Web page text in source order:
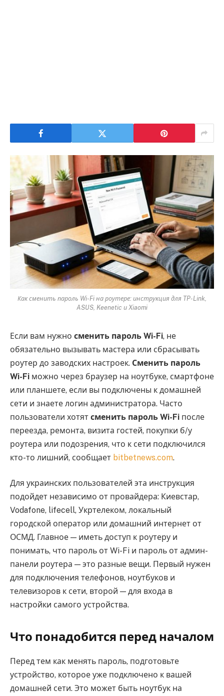
Как сменить пароль Wi-Fi на роутере: инструкция для TP-Link,
ASUS, Keenetic и Xiaomi
Если вам нужно сменить пароль Wi-Fi, не
обязательно вызывать мастера или сбрасывать
роутер до заводских настроек. Сменить пароль
Wi-Fi можно через браузер на ноутбуке, смартфоне
или планшете, если вы подключены к домашней
сети и знаете логин администратора. Часто
пользователи хотят сменить пароль Wi-Fi после
переезда, ремонта, визита гостей, покупки б/у
роутера или подозрения, что к сети подключился
кто-то лишний, сообщает bitbetnews.com.
Для украинских пользователей эта инструкция
подойдет независимо от провайдера: Киевстар,
Vodafone, lifecell, Укртелеком, локальный
городской оператор или домашний интернет от
ОСМД. Главное — иметь доступ к роутеру и
понимать, что пароль от Wi-Fi и пароль от админ-
панели роутера — это разные вещи. Первый нужен
для подключения телефонов, ноутбуков и
телевизоров к сети, второй — для входа в
настройки самого устройства.
Что понадобится перед началом
Перед тем как менять пароль, подготовьте
устройство, которое уже подключено к вашей
домашней сети. Это может быть ноутбук на